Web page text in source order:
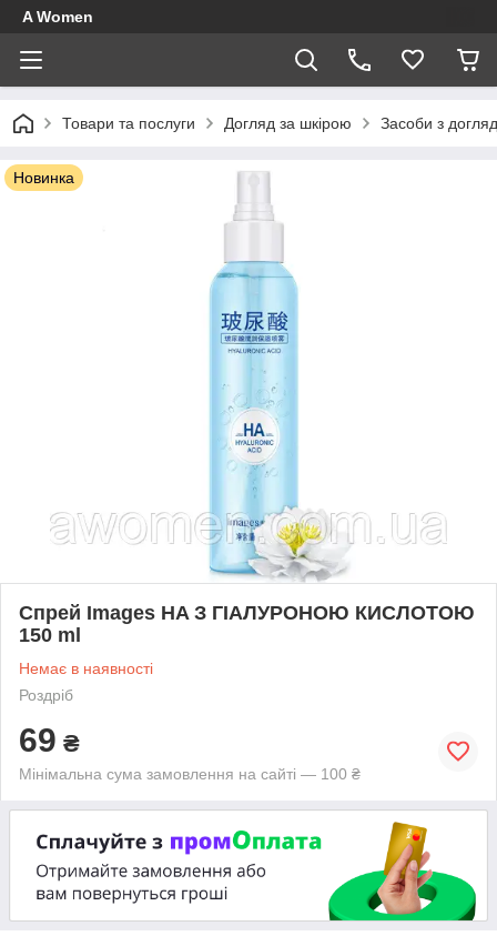
A Women
Товари та послуги Догляд за шкірою Засоби з
Новинка
Спрей Images HA З ГІАЛУРОНОЮ КИСЛОТОЮ
150 ml
Немає в наявності
Роздріб
69 ₴
Мінімальна сума замовлення на сайті — 100 ₴